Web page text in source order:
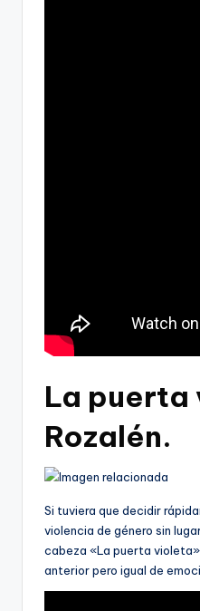
La puerta
Rozalén.
Si tuviera que decidir
violencia de género sin
cabeza «La puerta
anterior pero igual de